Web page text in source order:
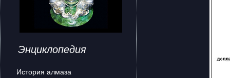
Энциклопедия
История алмаза